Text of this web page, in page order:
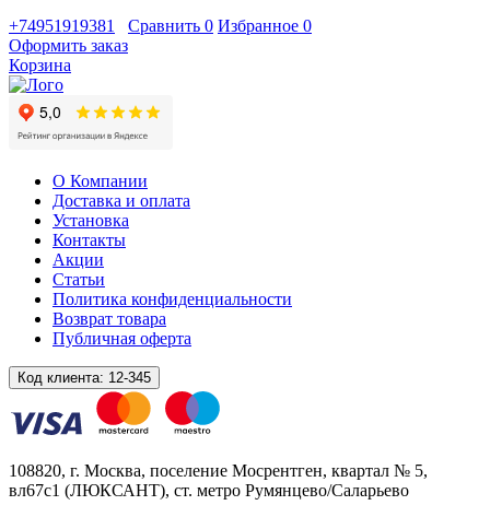
+74951919381
Сравнить 0 Избранное 0
Оформить заказ
Корзина
О Компании
Доставка и оплата
Установка
Контакты
Акции
Статьи
Политика конфиденциальности
Возврат товара
Публичная оферта
Код клиента: 12-345
108820, г. Москва, поселение Мосрентген, квартал № 5,
вл67с1 (ЛЮКСАНТ), ст. метро Румянцево/Саларьево